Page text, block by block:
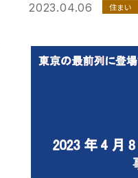
2023.04.06 住まい